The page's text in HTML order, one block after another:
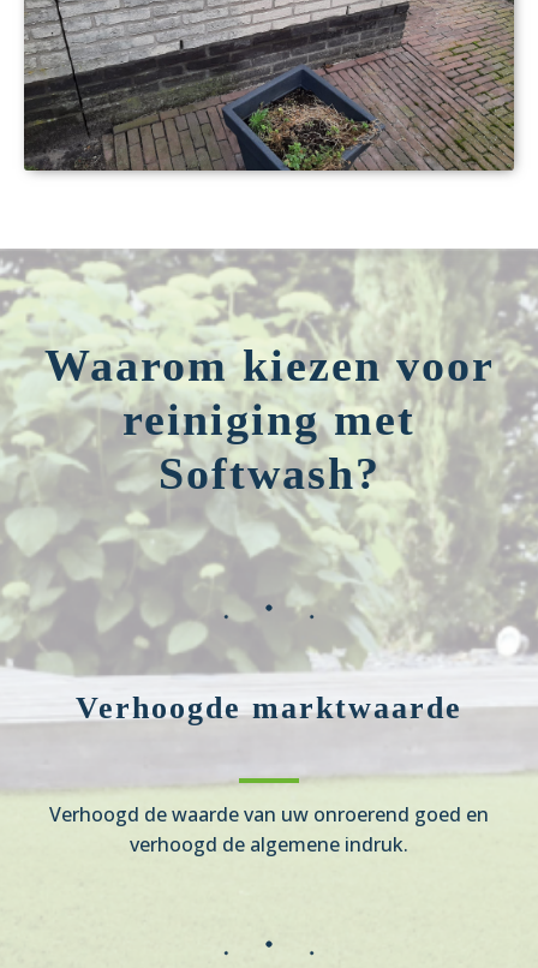
Waarom kiezen voor
reiniging met
Softwash?
Verhoogde marktwaarde
Verhoogd de waarde van uw onroerend goed en
verhoogd de algemene indruk.